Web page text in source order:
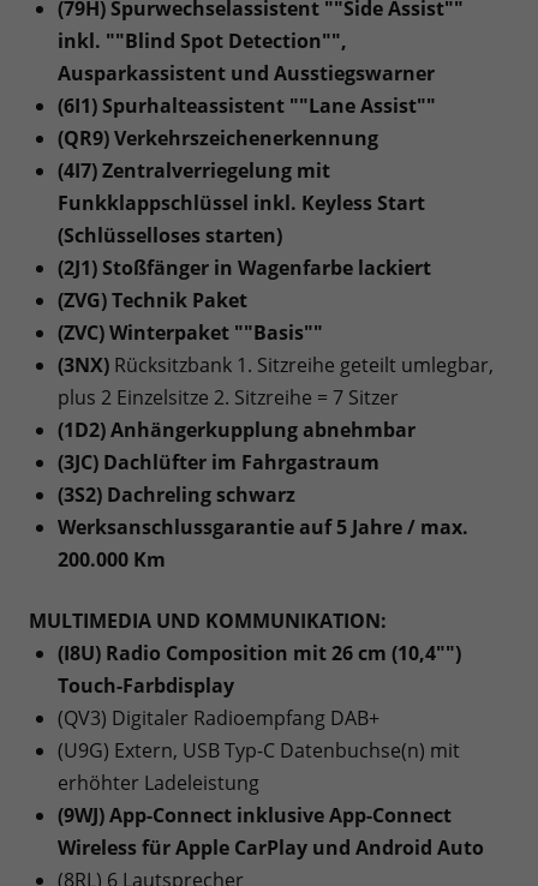
(79H) Spurwechselassistent ""Side Assist""
inkl. ""Blind Spot Detection"",
Ausparkassistent und Ausstiegswarner
(6I1) Spurhalteassistent ""Lane Assist""
(QR9) Verkehrszeichenerkennung
(4I7) Zentralverriegelung mit
Funkklappschlüssel inkl. Keyless Start
(Schlüsselloses starten)
(2J1) Stoßfänger in Wagenfarbe lackiert
(ZVG) Technik Paket
(ZVC) Winterpaket ""Basis""
(3NX) Rücksitzbank 1. Sitzreihe geteilt umlegbar,
plus 2 Einzelsitze 2. Sitzreihe = 7 Sitzer
(1D2) Anhängerkupplung abnehmbar
(3JC) Dachlüfter im Fahrgastraum
(3S2) Dachreling schwarz
Werksanschlussgarantie auf 5 Jahre / max.
200.000 Km
MULTIMEDIA UND KOMMUNIKATION:
(I8U) Radio Composition mit 26 cm (10,4"")
Touch-Farbdisplay
(QV3) Digitaler Radioempfang DAB+
(U9G) Extern, USB Typ-C Datenbuchse(n) mit
erhöhter Ladeleistung
(9WJ) App-Connect inklusive App-Connect
Wireless für Apple CarPlay und Android Auto
(8RL) 6 Lautsprecher